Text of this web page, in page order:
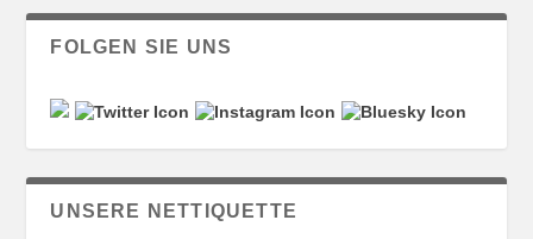
FOLGEN SIE UNS
UNSERE NETTIQUETTE